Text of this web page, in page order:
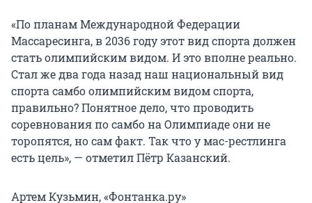
«По планам Международной Федерации
Массаресинга, в 2036 году этот вид спорта должен
стать олимпийским видом. И это вполне реально.
Стал же два года назад наш национальный вид
спорта самбо олимпийским видом спорта,
правильно? Понятное дело, что проводить
соревнования по самбо на Олимпиаде они не
торопятся, но сам факт. Так что у мас-рестлинга
есть цель», — отметил Пётр Казанский.
Артем Кузьмин, «Фонтанка.ру»